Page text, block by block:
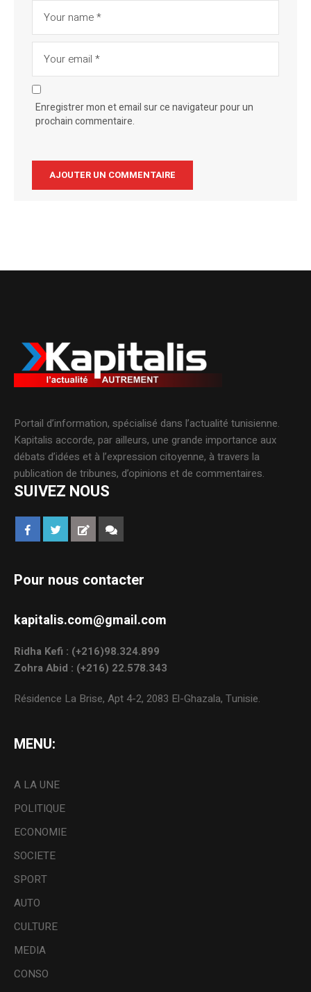
Enregistrer mon et email sur ce navigateur pour un
prochain commentaire.
Portail d’information, spécialisé dans l’actualité tunisienne.
Kapitalis accorde, par ailleurs, une grande importance aux
débats d’idées et à l’expression citoyenne, à travers la
publication de tribunes, d’opinions et de commentaires.
SUIVEZ NOUS
Pour nous contacter
kapitalis.com@gmail.com
Ridha Kefi : (+216)98.324.899
Zohra Abid : (+216) 22.578.343
Résidence La Brise, Apt 4-2, 2083 El-Ghazala, Tunisie.
MENU:
A LA UNE
POLITIQUE
ECONOMIE
SOCIETE
SPORT
AUTO
CULTURE
MEDIA
CONSO